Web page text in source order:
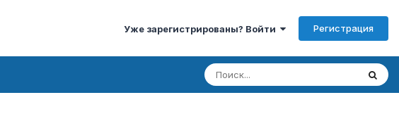
Уже зарегистрированы? Войти Регистрация